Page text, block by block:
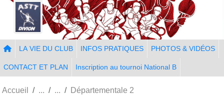
LA VIE DU CLUB INFOS PRATIQUES PHOTOS & VIDÉOS
CONTACT ET PLAN Inscription au tournoi National B
Accueil Départementale 2
Panneau de gestion des cookies